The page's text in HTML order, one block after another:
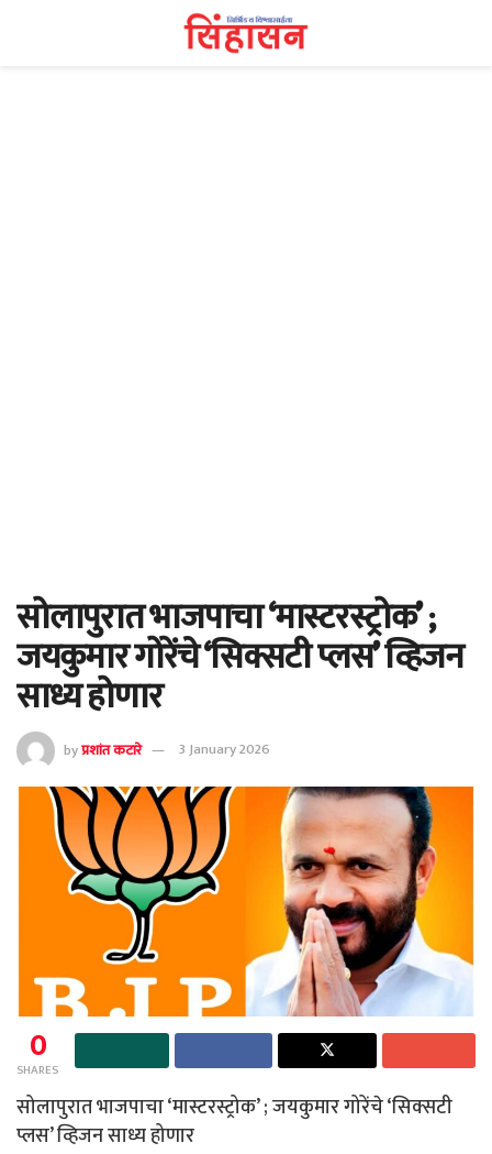
सोलापुरात भाजपाचा ‘मास्टरस्ट्रोक’ ;
जयकुमार गोरेंचे ‘सिक्सटी प्लस’ व्हिजन
साध्य होणार
byप्रशांत कटारे 3 January 2026
0
SHARES
सोलापुरात भाजपाचा ‘मास्टरस्ट्रोक’ ; जयकुमार गोरेंचे ‘सिक्सटी
प्लस’ व्हिजन साध्य होणार